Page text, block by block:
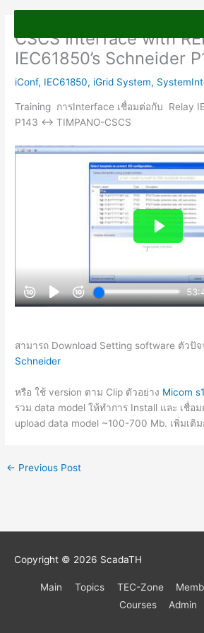
content
CSCS Interface with
IEC61850’s Schneider
iConf, IEC61850, iGrid System,
Training การInterface เชื่อมต่อกับ Relay
P143 <-> TIMPANO-CSCS
สามารถ Download Setting software ตัวปั
Schneider
หรือ ใช้ version ตาม Clip ตัวอย่าง Micom
รวม data model ให้ทำการ Install และ เชื่อ
upload data model ~100-700 Mb. เพิ่มเติ
← Previous Post
Copyright © 2026 ScadaTH
Main Topics TEC-Zone
Courses
Admin